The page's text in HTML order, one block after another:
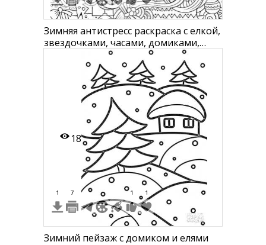
Зимняя антистресс раскраска с елкой,
звездочками, часами, домиками,
снежинками и шариками
18
1 7 1 1
Зимний пейзаж с домиком и елями